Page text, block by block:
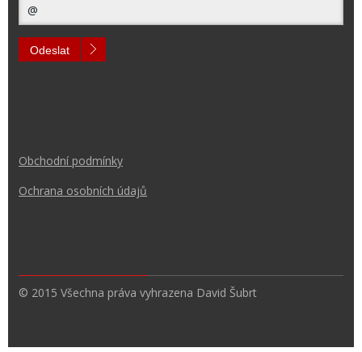
Odeslat
Obchodní podmínky
Ochrana osobních údajů
© 2015 Všechna práva vyhrazena David Šubrt